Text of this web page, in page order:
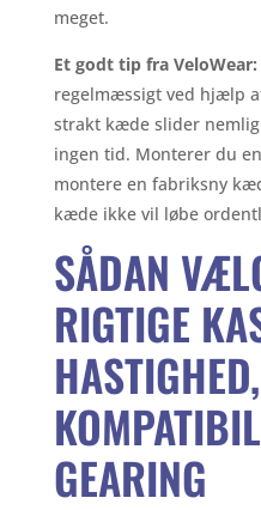
meget.
Et godt tip fra VeloWear:
regelmæssigt ved hjælp
strakt kæde slider
ingen tid. Monterer du
montere en fabriksny
kæde ikke vil løbe
SÅDAN
RIGTIGE
HASTIGHED,
GEARING